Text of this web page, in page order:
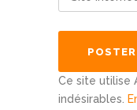
Ce site utilise
indésirables.